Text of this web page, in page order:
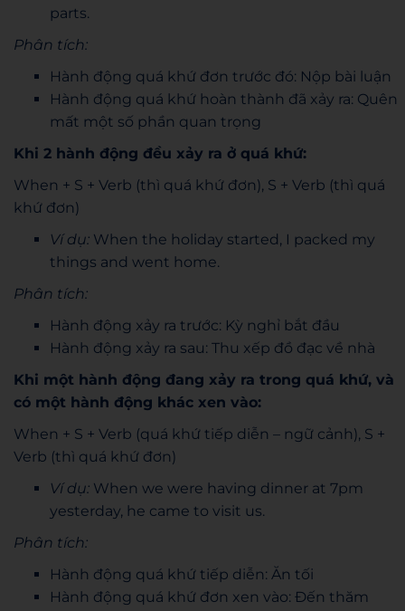
parts.
Phân tích:
Hành động quá khứ đơn trước đó: Nộp bài luận
Hành động quá khứ hoàn thành đã xảy ra: Quên
mất một số phần quan trọng
Khi 2 hành động đều xảy ra ở quá khứ:
When + S + Verb (thì quá khứ đơn), S + Verb (thì quá
khứ đơn)
Ví dụ: When the holiday started, I packed my
things and went home.
Phân tích:
Hành động xảy ra trước: Kỳ nghỉ bắt đầu
Hành động xảy ra sau: Thu xếp đồ đạc về nhà
Khi một hành động đang xảy ra trong quá khứ, và
có một hành động khác xen vào:
When + S + Verb (quá khứ tiếp diễn – ngữ cảnh), S +
Verb (thì quá khứ đơn)
Ví dụ: When we were having dinner at 7pm
yesterday, he came to visit us.
Phân tích:
Hành động quá khứ tiếp diễn: Ăn tối
Hành động quá khứ đơn xen vào: Đến thăm